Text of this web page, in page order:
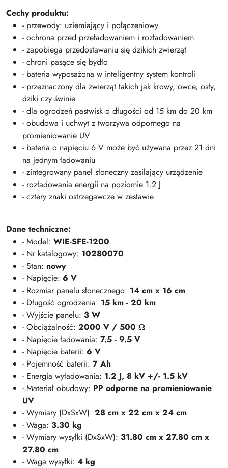
Cechy produktu:
- przewody: uziemiający i połączeniowy
- ochrona przed przeładowaniem i rozładowaniem
- zapobiega przedostawaniu się dzikich zwierząt
- chroni pasące się bydło
- bateria wyposażona w inteligentny system kontroli
- przeznaczony dla zwierząt takich jak krowy, owce, osły,
dziki czy świnie
- dla ogrodzeń pastwisk o długości od 15 km do 20 km
- obudowa i uchwyt z tworzywa odpornego na
promieniowanie UV
- bateria o napięciu 6 V może być używana przez 21 dni
na jednym ładowaniu
- zintegrowany panel słoneczny zasilający urządzenie
- rozładowania energii na poziomie 1.2 J
- cztery znaki ostrzegawcze w zestawie
Dane techniczne:
- Model: WIE-SFE-1200
- Nr katalogowy: 10280070
- Stan: nowy
- Napięcie: 6 V
- Rozmiar panelu słonecznego: 14 cm x 16 cm
- Długość ogrodzenia: 15 km - 20 km
- Wyjście panelu: 3 W
- Obciążalność: 2000 V / 500 Ω
- Napięcie ładowania: 7.5 - 9.5 V
- Napięcie baterii: 6 V
- Pojemność baterii: 7 Ah
- Energia wyładowania: 1.2 J, 8 kV +/- 1.5 kV
- Materiał obudowy: PP odporne na promieniowanie
UV
- Wymiary (DxSxW): 28 cm x 22 cm x 24 cm
- Waga: 3.30 kg
- Wymiary wysyłki (DxSxW): 31.80 cm x 27.80 cm x
27.80 cm
- Waga wysyłki: 4 kg